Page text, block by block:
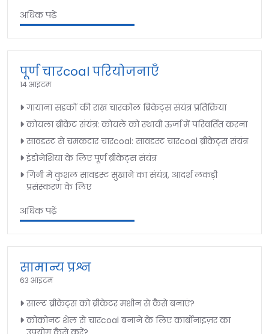
अधिक पढ़ें
पूर्ण चारcoal परियोजनाएँ
14 आइटम
गायाना सड़कों की राख चारकोल ब्रिकेट्स संयंत्र प्रतिक्रिया
कोयला ब्रीकेट संयंत्र: कोयले को स्थायी ऊर्जा में परिवर्तित करना
सावडस्ट से चमकदार चारcoal: सावडस्ट चारcoal ब्रीकेट्स संयंत्र
इंडोनेशिया के लिए पूर्ण ब्रीकेट्स संयंत्र
गिनी में कुशल सावडस्ट सुखाने का संयंत्र, आदर्श लकड़ी
प्रसंस्करण के लिए
अधिक पढ़ें
सामान्य प्रश्न
63 आइटम
साल्ट ब्रीकेट्स को ब्रीकेटर मशीन से कैसे बनाएं?
कोकोनट शेल से चारcoal बनाने के लिए कार्बोनाइज़र का